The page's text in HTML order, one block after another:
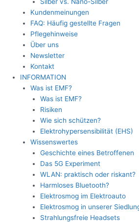
Kundenmeinungen
FAQ: Häufig gestellte Fragen
Pflegehinweise
Über uns
Newsletter
Kontakt
INFORMATION
Was ist EMF?
Was ist EMF?
Risiken
Wie sich schützen?
Elektrohypersensibilität (EHS)
Wissenswertes
Geschichte eines Betroffenen
Das 5G Experiment
WLAN: praktisch oder riskant?
Harmloses Bluetooth?
Elektrosmog im Elektroauto
Elektrosmog in unserer
Strahlungsfreie Headsets